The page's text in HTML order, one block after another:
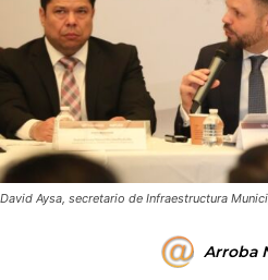
David Aysa, secretario de Infraestructura
Arroba